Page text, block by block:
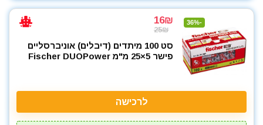
-36%
16₪
25₪
סט 100 מיתדים (דיבלים) אוניברסליים
פישר 5×25 מ"מ Fischer DUOPower
לרכישה